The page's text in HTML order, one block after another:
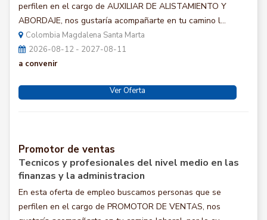
perfilen en el cargo de AUXILIAR DE ALISTAMIENTO Y
ABORDAJE, nos gustaría acompañarte en tu camino l...
Colombia Magdalena Santa Marta
2026-08-12 - 2027-08-11
a convenir
Ver Oferta
Promotor de ventas
Tecnicos y profesionales del nivel medio en las
finanzas y la administracion
En esta oferta de empleo buscamos personas que se
perfilen en el cargo de PROMOTOR DE VENTAS, nos